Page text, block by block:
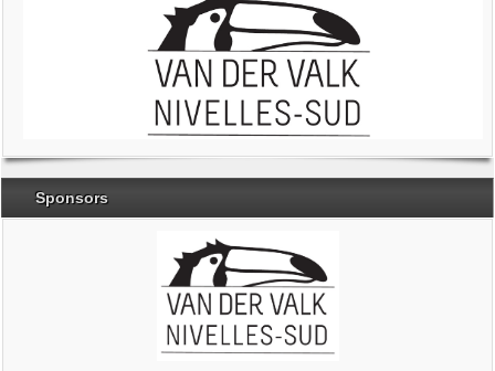
Sponsors